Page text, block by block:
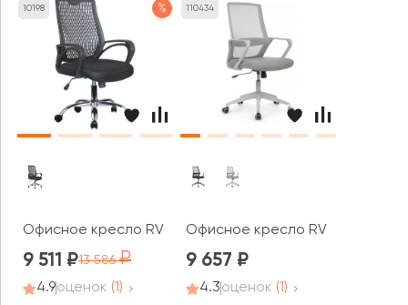
10198 %
Офисное кресло RV ЧЕЙР Старт / Start (8081E)
9 511 13 586
4.9оценок (1)
110434
Офисное кресло RV ЧЕЙР
9 657
4.3оценок (1)